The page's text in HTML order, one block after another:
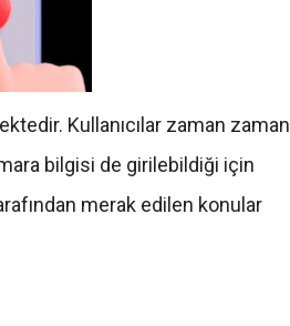
Kullanıcılar zaman zaman
bilgisi de girilebildiği için
merak edilen konular